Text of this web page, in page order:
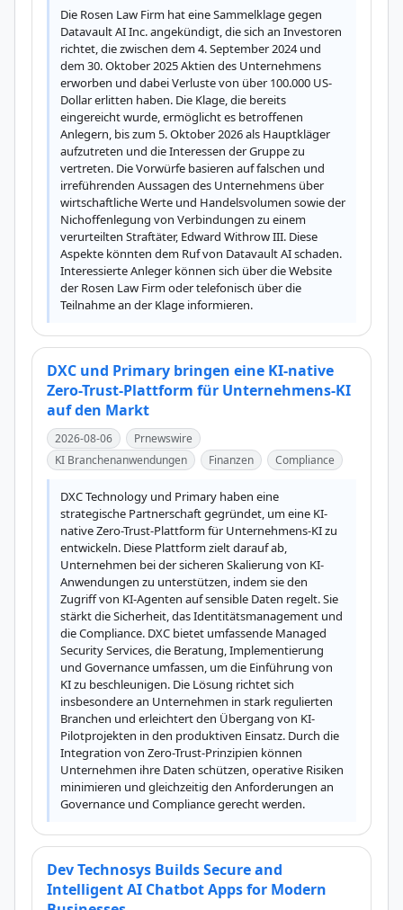
Die Rosen Law Firm hat eine Sammelklage gegen
Datavault AI Inc. angekündigt, die sich an Investoren
richtet, die zwischen dem 4. September 2024 und
dem 30. Oktober 2025 Aktien des Unternehmens
erworben und dabei Verluste von über 100.000 US-
Dollar erlitten haben. Die Klage, die bereits
eingereicht wurde, ermöglicht es betroffenen
Anlegern, bis zum 5. Oktober 2026 als Hauptkläger
aufzutreten und die Interessen der Gruppe zu
vertreten. Die Vorwürfe basieren auf falschen und
irreführenden Aussagen des Unternehmens über
wirtschaftliche Werte und Handelsvolumen sowie der
Nichoffenlegung von Verbindungen zu einem
verurteilten Straftäter, Edward Withrow III. Diese
Aspekte könnten dem Ruf von Datavault AI schaden.
Interessierte Anleger können sich über die Website
der Rosen Law Firm oder telefonisch über die
Teilnahme an der Klage informieren.
DXC und Primary bringen eine KI-native
Zero-Trust-Plattform für Unternehmens-KI
auf den Markt
2026-08-06
Prnewswire
KI Branchenanwendungen
Finanzen Compliance
DXC Technology und Primary haben eine
strategische Partnerschaft gegründet, um eine KI-
native Zero-Trust-Plattform für Unternehmens-KI zu
entwickeln. Diese Plattform zielt darauf ab,
Unternehmen bei der sicheren Skalierung von KI-
Anwendungen zu unterstützen, indem sie den
Zugriff von KI-Agenten auf sensible Daten regelt. Sie
stärkt die Sicherheit, das Identitätsmanagement und
die Compliance. DXC bietet umfassende Managed
Security Services, die Beratung, Implementierung
und Governance umfassen, um die Einführung von
KI zu beschleunigen. Die Lösung richtet sich
insbesondere an Unternehmen in stark regulierten
Branchen und erleichtert den Übergang von KI-
Pilotprojekten in den produktiven Einsatz. Durch die
Integration von Zero-Trust-Prinzipien können
Unternehmen ihre Daten schützen, operative Risiken
minimieren und gleichzeitig den Anforderungen an
Governance und Compliance gerecht werden.
Dev Technosys Builds Secure and
Intelligent AI Chatbot Apps for Modern